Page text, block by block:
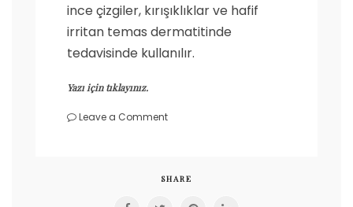
ince çizgiler, kırışıklıklar ve hafif
irritan temas dermatitinde
tedavisinde kullanılır.
Yazı için tıklayınız.
Leave a Commenton
kullanılır?
SHARE